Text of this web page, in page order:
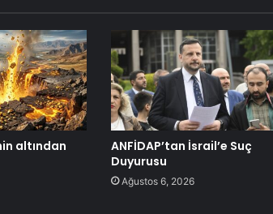
altından
ANFİDAP’tan İsrail’e Suç
Duyurusu
Ağustos 6, 2026